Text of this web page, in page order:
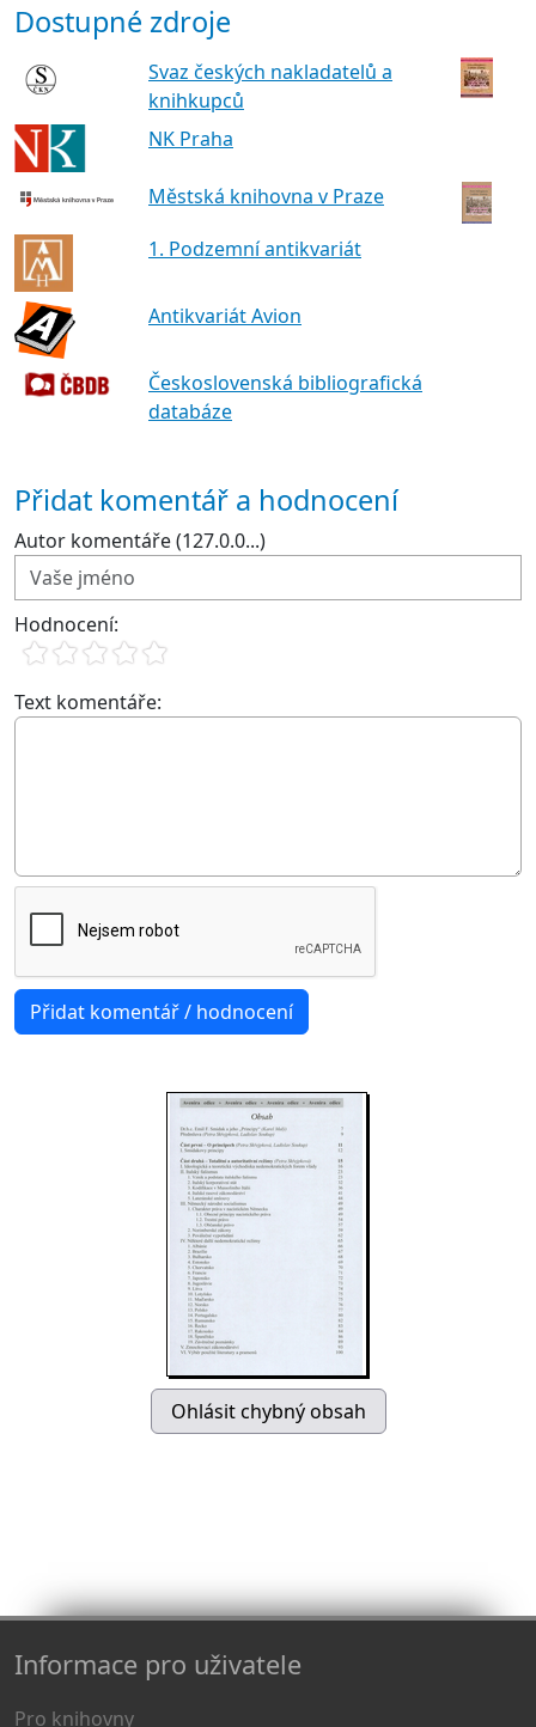
Dostupné zdroje
Svaz českých nakladatelů a
knihkupců
NK Praha
Městská knihovna v Praze
1. Podzemní antikvariát
Antikvariát Avion
Československá bibliografická
databáze
Přidat komentář a hodnocení
Autor komentáře (127.0.0...)
Hodnocení:
Text komentáře:
Informace pro uživatele
Pro knihovny